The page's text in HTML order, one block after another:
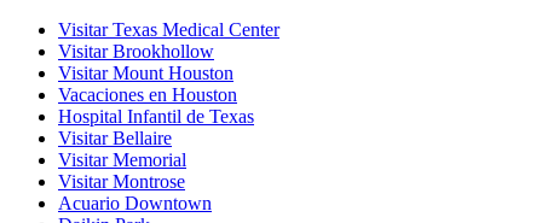
Visitar Texas Medical Center
Visitar Brookhollow
Visitar Mount Houston
Vacaciones en Houston
Hospital Infantil de Texas
Visitar Bellaire
Visitar Memorial
Visitar Montrose
Acuario Downtown